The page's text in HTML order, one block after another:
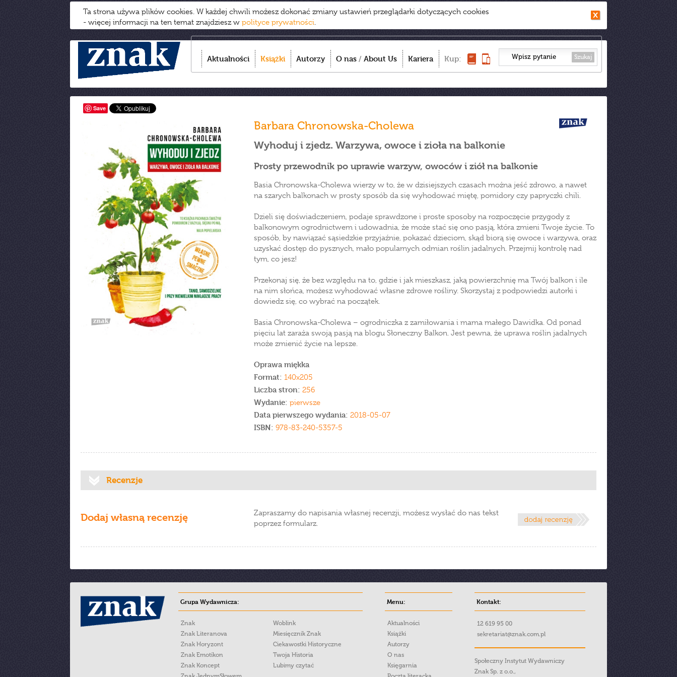
Ta strona używa plików cookies. W każdej chwili możesz dokonać zmiany ustawień przeglądarki dotyczących cookies
- więcej informacji na ten temat znajdziesz w polityce prywatności.
Aktualności Książki Autorzy O nas / About Us Kariera Kup: Szukaj
Save
Barbara Chronowska-Cholewa
Wyhoduj i zjedz. Warzywa, owoce i zioła na balkonie
Prosty przewodnik po uprawie warzyw, owoców i ziół na balkonie
Basia Chronowska-Cholewa wierzy w to, że w dzisiejszych czasach można jeść zdrowo, a nawet
na szarych balkonach w prosty sposób da się wyhodować miętę, pomidory czy papryczki chili.
Dzieli się doświadczeniem, podaje sprawdzone i proste sposoby na rozpoczęcie przygody z
balkonowym ogrodnictwem i udowadnia, że może stać się ono pasją, która zmieni Twoje życie. To
sposób, by nawiązać sąsiedzkie przyjaźnie, pokazać dzieciom, skąd biorą się owoce i warzywa, oraz
uzyskać dostęp do pysznych, mało popularnych odmian roślin jadalnych. Przejmij kontrolę nad
tym, co jesz!
Przekonaj się, że bez względu na to, gdzie i jak mieszkasz, jaką powierzchnię ma Twój balkon i ile
na nim słońca, możesz wyhodować własne zdrowe rośliny. Skorzystaj z podpowiedzi autorki i
dowiedz się, co wybrać na początek.
Basia Chronowska-Cholewa – ogrodniczka z zamiłowania i mama małego Dawidka. Od ponad
pięciu lat zaraża swoją pasją na blogu Słoneczny Balkon. Jest pewna, że uprawa roślin jadalnych
może zmienić życie na lepsze.
Oprawa miękka
Format: 140x205
Liczba stron: 256
Wydanie: pierwsze
Data pierwszego wydania: 2018-05-07
ISBN: 978-83-240-5357-5
Recenzje
Dodaj własną recenzję
Zapraszamy do napisania własnej recenzji, możesz wysłać do nas tekst
poprzez formularz.
Grupa Wydawnicza:
Znak
Znak Literanova
Znak Horyzont
Znak Emotikon
Znak Koncept
Woblink
Miesięcznik Znak
Ciekawostki Historyczne
Twoja Historia
Lubimy czytać
Menu:
Aktualności
Książki
Autorzy
O nas
Księgarnia
Kontakt:
12 619 95 00
sekretariat@znak.com.pl
Społeczny Instytut Wydawniczy
Znak Sp. z o.o.,